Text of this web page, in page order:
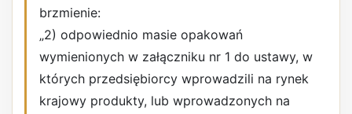
brzmienie:
„2) odpowiednio masie opakowań
wymienionych w załączniku nr 1 do ustawy, w
których przedsiębiorcy wprowadzili na rynek
krajowy produkty, lub wprowadzonych na